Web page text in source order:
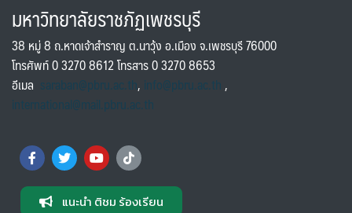
มหาวิทยาลัยราชภัฏเพชรบุรี
38 หมู่ 8 ถ.หาดเจ้าสำราญ ต.นาวุ้ง อ.เมือง จ.เพชรบุรี 76000
โทรศัพท์ 0 3270 8612 โทรสาร 0 3270 8653
อีเมล saraban@pbru.ac.th, info@pbru.ac.th,
international@mail.pbru.ac.th
แนะนำ ติชม ร้องเรียน